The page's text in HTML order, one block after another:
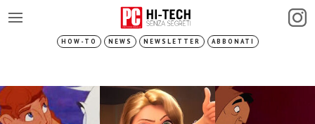
HOW-TO NEWS NEWSLETTER ABBONATI